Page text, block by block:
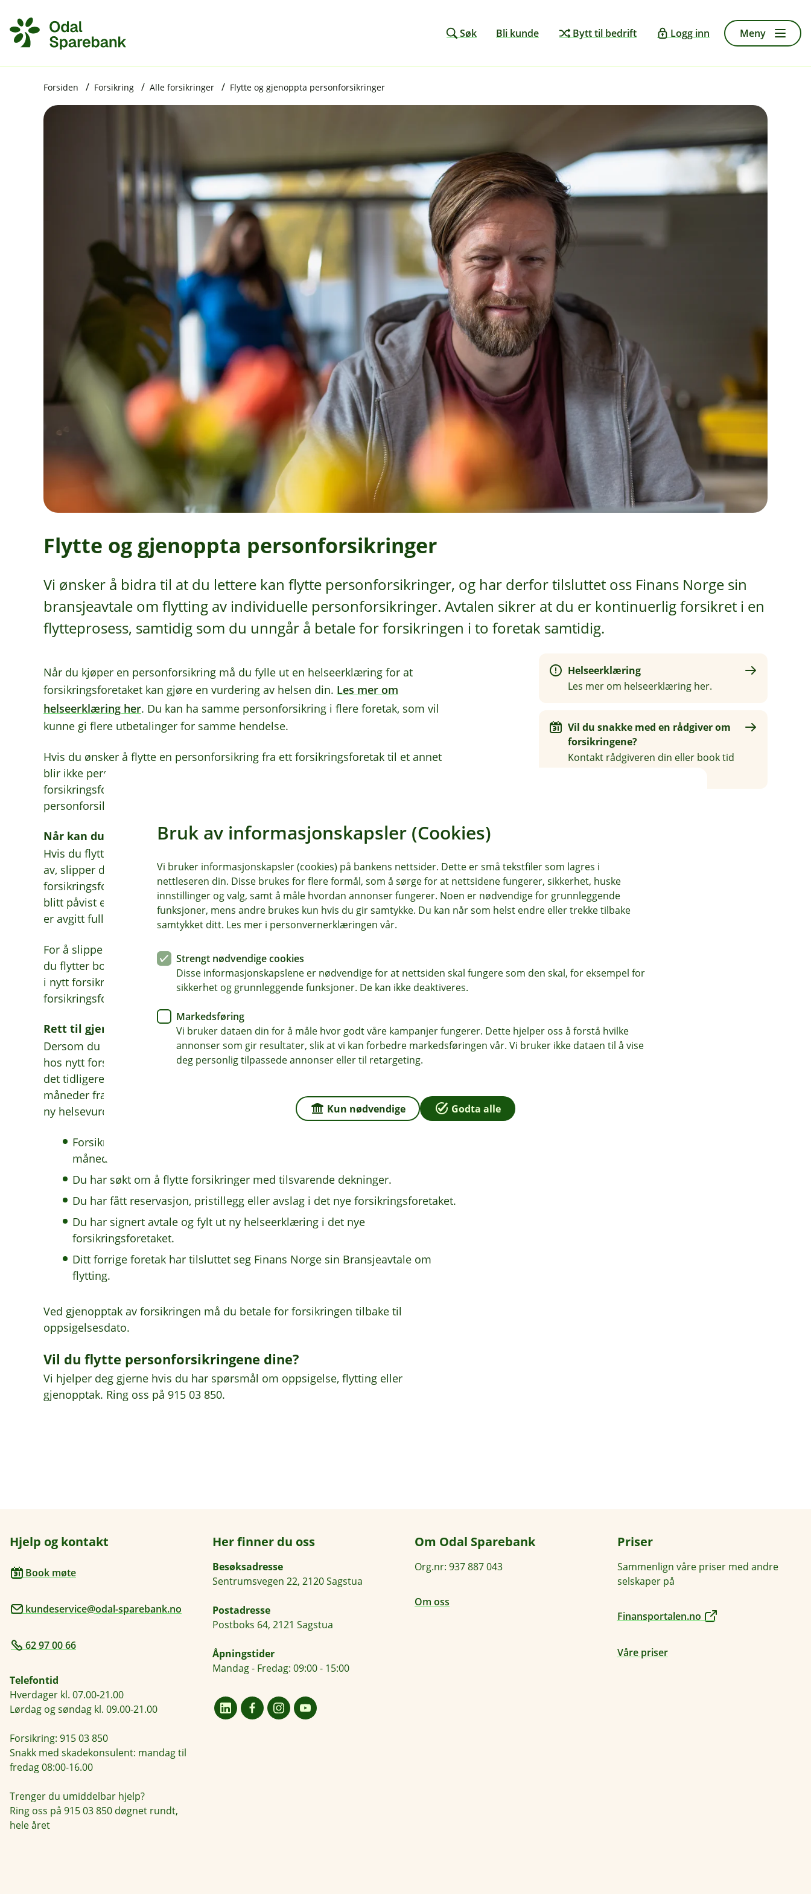
Søk Bli kunde Bytt til bedrift Logg inn Meny
Forsiden Forsikring Alle forsikringer Flytte og gjenoppta personforsikringer
Flytte og gjenoppta personforsikringer
Vi ønsker å bidra til at du lettere kan flytte personforsikringer, og har derfor tilsluttet oss Finans Norge sin
bransjeavtale om flytting av individuelle personforsikringer. Avtalen sikrer at du er kontinuerlig forsikret i en
flytteprosess, samtidig som du unngår å betale for forsikringen i to foretak samtidig.
Når du kjøper en personforsikring må du fylle ut en helseerklæring for at
forsikringsforetaket kan gjøre en vurdering av helsen din. Les mer om
helseerklæring her. Du kan ha samme personforsikring i flere foretak, som vil
kunne gi flere utbetalinger for samme hendelse.
Hvis du ønsker å flytte en personforsikring fra ett forsikringsforetak til et annet
blir ikke personforsikringene automatisk avsluttet i det gamle
forsikringsforetaket. Derfor er det du selv som må si opp de gamle
personforsikringene dine, også i en flytteprosess.
Når kan du si opp tidligere forsikring?
Hvis du flytter til en forsikring med tilsvarende dekninger til den du hadde fra før
av, slipper du ny symptomklausul. En symptomklausul innebærer at
forsikringsforetaket ikke er erstatningspliktig for sykdom eller plager som har
blitt påvist eller har vist tegn og/eller symptomer innen tre måneder etter at det
er avgitt fullstendig søknad om en bestemt forsikring.
For å slippe ny symptomklausul må du avslutte forsikringen i forsikringsforetaket
du flytter bort fra. Det betyr at når du har signert tilbudet og fylt ut helseerklæring
i nytt forsikringsforetak, kan du avslutte forsikringene dine i det tidligere
forsikringsforetaket. Dette er du selv ansvarlig for å gjøre.
Rett til gjenopptak i tidligere foretak
Dersom du har fått reservasjon, pristillegg eller avslag på din forsikringssøknad
hos nytt forsikringsforetak, kan du ha rett til å få gjenopptatt forsikringene dine i
det tidligere forsikringsforetaket. Fristen for å gjenoppta forsikringen er 6
måneder fra dagen du avsluttet forsikringen. Forsikringene kan gjenopptas uten
ny helsevurdering og symptomklausul, dersom:
Forsikringen din i det tidligere forsikringsforetaket har vært aktiv i minst 12
måneder.
Du har søkt om å flytte forsikringer med tilsvarende dekninger.
Du har fått reservasjon, pristillegg eller avslag i det nye forsikringsforetaket.
Du har signert avtale og fylt ut ny helseerklæring i det nye
forsikringsforetaket.
Ditt forrige foretak har tilsluttet seg Finans Norge sin Bransjeavtale om
flytting.
Ved gjenopptak av forsikringen må du betale for forsikringen tilbake til
oppsigelsesdato.
Vil du flytte personforsikringene dine?
Vi hjelper deg gjerne hvis du har spørsmål om oppsigelse, flytting eller
gjenopptak. Ring oss på 915 03 850.
Helseerklæring
Les mer om helseerklæring her.
Vil du snakke med en rådgiver om
forsikringene?
Kontakt rådgiveren din eller book tid
Hjelp og kontakt
Book møte
kundeservice@odal-sparebank.no
62 97 00 66
Telefontid
Hverdager kl. 07.00-21.00
Lørdag og søndag kl. 09.00-21.00
Forsikring: 915 03 850
Snakk med skadekonsulent: mandag til
fredag 08:00-16.00
Trenger du umiddelbar hjelp?
Ring oss på 915 03 850 døgnet rundt,
hele året
Her finner du oss
Besøksadresse
Sentrumsvegen 22, 2120 Sagstua
Postadresse
Postboks 64, 2121 Sagstua
Åpningstider
Mandag - Fredag: 09:00 - 15:00
Om Odal Sparebank
Org.nr: 937 887 043
Om oss
Priser
Sammenlign våre priser med andre
selskaper på
Finansportalen.no
Våre priser
Bruk av informasjonskapsler (Cookies)
Vi bruker informasjonskapsler (cookies) på bankens nettsider. Dette er små tekstfiler som lagres i
nettleseren din. Disse brukes for flere formål, som å sørge for at nettsidene fungerer, sikkerhet, huske
innstillinger og valg, samt å måle hvordan annonser fungerer. Noen er nødvendige for grunnleggende
funksjoner, mens andre brukes kun hvis du gir samtykke. Du kan når som helst endre eller trekke tilbake
samtykket ditt. Les mer i personvernerklæringen vår.
Strengt nødvendige cookies
Disse informasjonskapslene er nødvendige for at nettsiden skal fungere som den skal, for eksempel for
sikkerhet og grunnleggende funksjoner. De kan ikke deaktiveres.
Markedsføring
Vi bruker dataen din for å måle hvor godt våre kampanjer fungerer. Dette hjelper oss å forstå hvilke
annonser som gir resultater, slik at vi kan forbedre markedsføringen vår. Vi bruker ikke dataen til å vise
deg personlig tilpassede annonser eller til retargeting.
Kun nødvendige Godta alle